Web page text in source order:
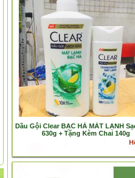
Dầu Gội Clear BẠC HÀ MÁT LẠNH
630g + Tặng Kèm Chai 140g